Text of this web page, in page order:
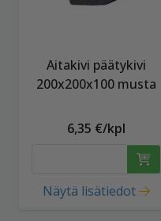
Aitakivi päätykivi
200x200x100 musta
6,35 €/kpl
Näytä lisätiedot